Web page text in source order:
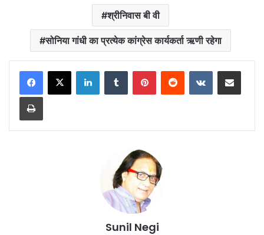
श्रीनिवास बी वी
सोनिया गांधी का प्रत्येक कांग्रेस कार्यकर्ता ऋणी रहेगा
LinkedInTumblr PinterestReddit VKontakteShare via Email
Print
Sunil Negi